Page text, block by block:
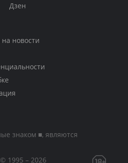
Дзен
новости
знаком ■, являются
1995 – 2026